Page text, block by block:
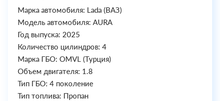
Марка автомобиля: Lada (ВАЗ)
Модель автомобиля: AURA
Год выпуска: 2025
Количество цилиндров: 4
Марка ГБО: OMVL (Турция)
Объем двигателя: 1.8
Тип ГБО: 4 поколение
Тип топлива: Пропан